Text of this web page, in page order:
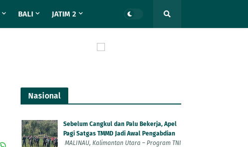
BALI JATIM 2
Nasional
Sebelum Cangkul dan Palu Bekerja, Apel
Pagi Satgas TMMD Jadi Awal Pengabdian
MALINAU, Kalimantan Utara – Program TNI